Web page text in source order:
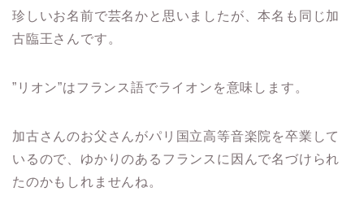
珍しいお名前で芸名かと思いましたが、本名も同じ加
古臨王さんです。
”リオン”はフランス語でライオンを意味します。
加古さんのお父さんがパリ国立高等音楽院を卒業して
いるので、ゆかりのあるフランスに因んで名づけられ
たのかもしれませんね。